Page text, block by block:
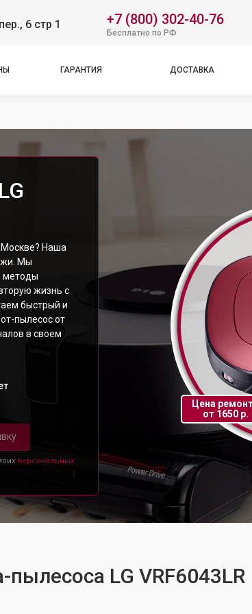
6 стр 1 +7 (800) 302-40-76
Бесплатно по РФ
ГАРАНТИЯ ДОСТАВКА
Москве? Наша
Мы
методы
жизнь с
быстрый и
пылесос от
в своем
персональных
Цена
от 1650 р.
LG VRF6043LR